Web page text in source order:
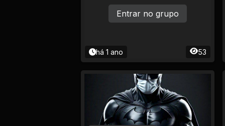
há 1 ano 53
Entrar no grupo